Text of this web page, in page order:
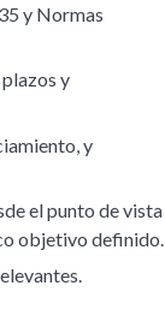
y Normas
y
y
el punto de vista
objetivo definido.